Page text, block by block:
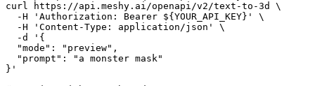
curl
https://api.meshy.ai/openapi/v2/text-to-3d
\
-H
'Authorization: Bearer ${YOUR_API_KEY}'
\
-H
'Content-Type: application/json'
\
-d
'{
  "mode": "preview",
  "prompt": "a monster mask"
}'